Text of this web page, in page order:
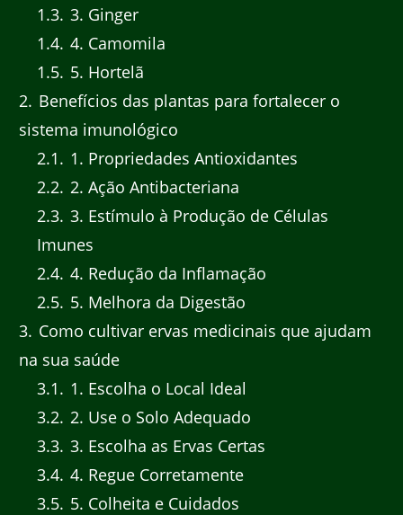
1.3 3. Ginger
1.4 4. Camomila
1.5 5. Hortelã
2 Benefícios das plantas para fortalecer o
sistema imunológico
2.1
1. Propriedades Antioxidantes
2.2 2. Ação Antibacteriana
2.3 3. Estímulo à Produção de Células
Imunes
2.4 4. Redução da Inflamação
2.5 5. Melhora da Digestão
3 Como cultivar ervas medicinais que ajudam
na sua saúde
3.1
1. Escolha o Local Ideal
3.2 2. Use o Solo Adequado
3.3 3. Escolha as Ervas Certas
3.4 4. Regue Corretamente
3.5 5. Colheita e Cuidados